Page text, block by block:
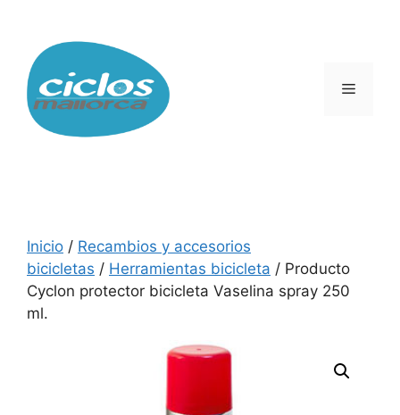
contenido
Menú
Inicio / Recambios y accesorios
bicicletas / Herramientas bicicleta / Producto
Cyclon protector bicicleta Vaselina spray 250
ml.